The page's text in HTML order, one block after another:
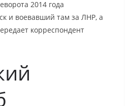
2014 года
и воевавший там за ЛНР, а
корреспондент